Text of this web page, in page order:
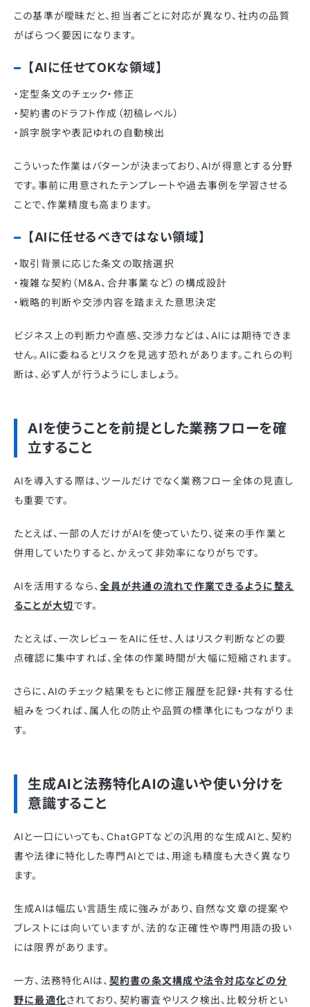
この基準が曖昧だと、担当者ごとに対応が異なり、社内の品質
がばらつく要因になります。
【AIに任せてOKな領域】
・定型条文のチェック・修正
・契約書のドラフト作成（初稿レベル）
・誤字脱字や表記ゆれの自動検出
こういった作業はパターンが決まっており、AIが得意とする分野
です。事前に用意されたテンプレートや過去事例を学習させる
ことで、作業精度も高まります。
【AIに任せるべきではない領域】
・取引背景に応じた条文の取捨選択
・複雑な契約（M&A、合弁事業など）の構成設計
・戦略的判断や交渉内容を踏まえた意思決定
ビジネス上の判断力や直感、交渉力などは、AIには期待できま
せん。AIに委ねるとリスクを見逃す恐れがあります。これらの判
断は、必ず人が行うようにしましょう。
AIを使うことを前提とした業務フローを確
立すること
AIを導入する際は、ツールだけでなく業務フロー全体の見直し
も重要です。
たとえば、一部の人だけがAIを使っていたり、従来の手作業と
併用していたりすると、かえって非効率になりがちです。
AIを活用するなら、全員が共通の流れで作業できるように整え
ることが大切です。
たとえば、一次レビューをAIに任せ、人はリスク判断などの要
点確認に集中すれば、全体の作業時間が大幅に短縮されます。
さらに、AIのチェック結果をもとに修正履歴を記録・共有する仕
組みをつくれば、属人化の防止や品質の標準化にもつながりま
す。
生成AIと法務特化AIの違いや使い分けを
意識すること
AIと一口にいっても、ChatGPTなどの汎用的な生成AIと、契約
書や法律に特化した専門AIとでは、用途も精度も大きく異なり
ます。
生成AIは幅広い言語生成に強みがあり、自然な文章の提案や
ブレストには向いていますが、法的な正確性や専門用語の扱い
には限界があります。
一方、法務特化AIは、 契約書の条文構成や法令対応などの分
野に最適化されており、契約審査やリスク検出、比較分析とい